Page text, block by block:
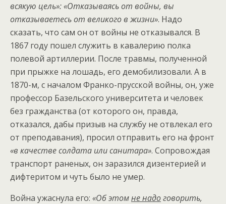
всякую цель»: «Отказываясь от войны, вы
отказываетесь от великого в жизни». Надо
сказать, что сам он от войны не отказывался. В
1867 году пошел служить в кавалерию полка
полевой артиллерии. После травмы, полученной
при прыжке на лошадь, его демобилизовали. А в
1870-м, с началом Франко-прусской войны, он, уже
профессор Базельского университета и человек
без гражданства (от которого он, правда,
отказался, дабы призыв на службу не отвлекал его
от преподавания), просил отправить его на фронт
«в качестве солдата или санитара». Сопровождая
транспорт раненых, он заразился дизентерией и
дифтеритом и чуть было не умер.
Война ужаснула его: «Об этомне надоговорить,